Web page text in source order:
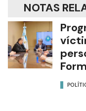
NOTAS